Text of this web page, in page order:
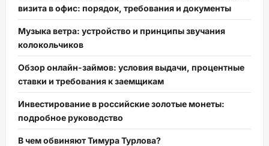
визита в офис: порядок, требования и документы
Музыка ветра: устройство и принципы звучания
колокольчиков
Обзор онлайн-займов: условия выдачи, процентные
ставки и требования к заемщикам
Инвестирование в российские золотые монеты:
подробное руководство
В чем обвиняют Тимура Турлова?